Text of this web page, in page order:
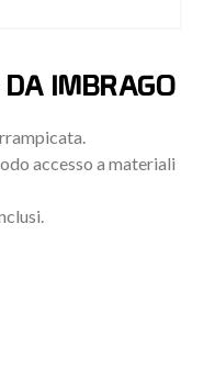
IMBRAGO
accesso a materiali